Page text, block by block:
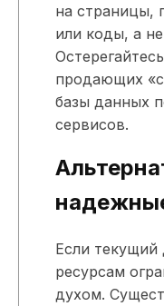
на страницы,
или коды, а
продающих
базы данных
сервисов.
Если
ресурсам
духом.